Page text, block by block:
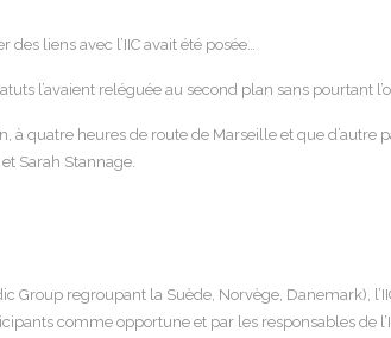
liens avec l’IIC avait été posée…
l’avaient reléguée au second plan sans pourtant
quatre heures de route de Marseille et que d’autre
Sarah Stannage.
regroupant la Suède, Norvège, Danemark),
comme opportune et par les responsables de